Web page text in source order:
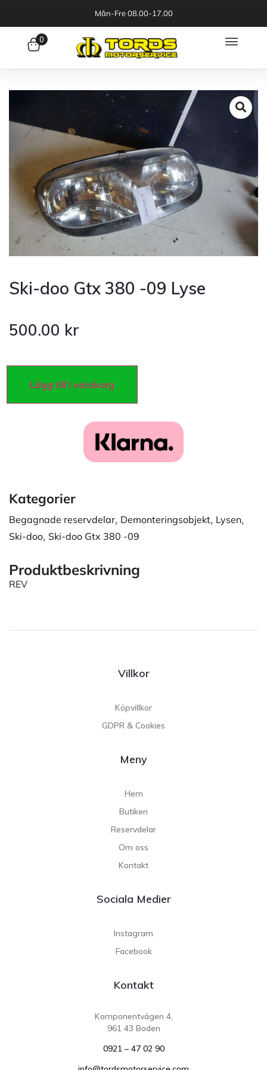
Mån-Fre 08.00-17.00
0
Ski-doo Gtx 380 -09 Lyse
500.00 kr
Lägg till i varukorg
Kategorier
Begagnade reservdelar, Demonteringsobjekt, Lysen,
Ski-doo, Ski-doo Gtx 380 -09
Produktbeskrivning
REV
Villkor
Köpvillkor
GDPR & Cookies
Meny
Hem
Butiken
Reservdelar
Om oss
Kontakt
Sociala Medier
Instagram
Facebook
Kontakt
Komponentvägen 4,
961 43 Boden
0921 – 47 02 90